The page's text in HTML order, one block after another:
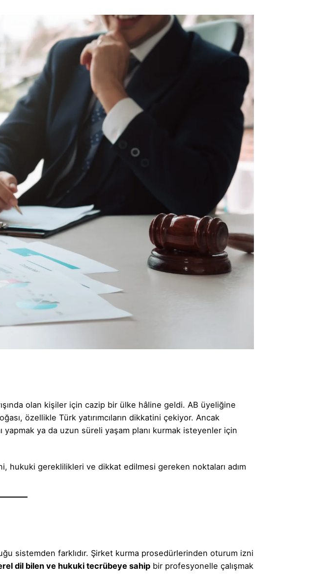
olan kişiler için cazip bir ülke hâline geldi. AB üyeliğine
özellikle Türk yatırımcıların dikkatini çekiyor. Ancak
yapmak ya da uzun süreli yaşam planı kurmak isteyenler için
hukuki gereklilikleri ve dikkat edilmesi gereken noktaları adım
sistemden farklıdır. Şirket kurma prosedürlerinden oturum izni
dil bilen ve hukuki tecrübeye sahip bir profesyonelle çalışmak